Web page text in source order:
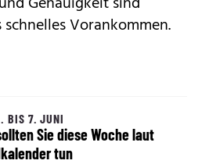
Vorankommen.
BIS 7. JUNI
Sie diese Woche laut
tun